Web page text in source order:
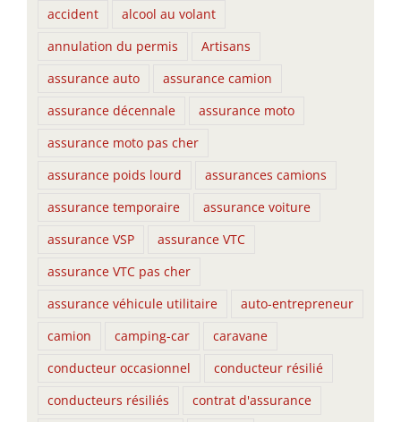
accident
alcool au volant
annulation du permis
Artisans
assurance auto
assurance camion
assurance décennale
assurance moto
assurance moto pas cher
assurance poids lourd
assurances camions
assurance temporaire
assurance voiture
assurance VSP
assurance VTC
assurance VTC pas cher
assurance véhicule utilitaire
auto-entrepreneur
camion
camping-car
caravane
conducteur occasionnel
conducteur résilié
conducteurs résiliés
contrat d'assurance